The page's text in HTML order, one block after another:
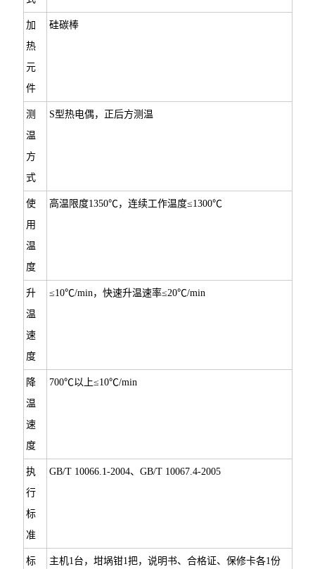
加
热
元
件
硅碳棒
测
温
方
式
S型热电偶，正后方测温
使
用
温
度
高温限度1350℃，连续工作温度≤1300℃
升
温
速
度
≤10℃/min，快速升温速率≤20℃/min
降
温
速
度
700℃以上≤10℃/min
执
行
标
准
GB/T 10066.1-2004、GB/T 10067.4-2005
标
主机1台，坩埚钳1把，说明书、合格证、保修卡各1份